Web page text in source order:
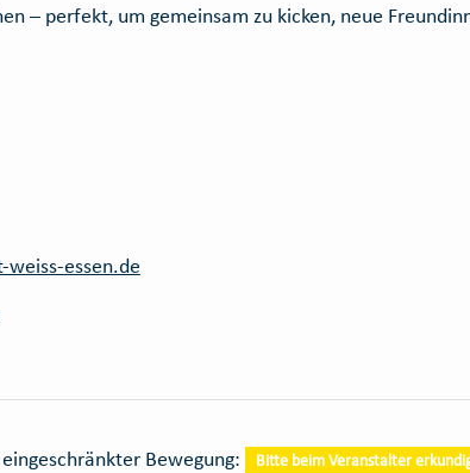
– perfekt, um gemeinsam zu kicken, neue
essen.de
Bewegung:
Bitte beim Veranstalter